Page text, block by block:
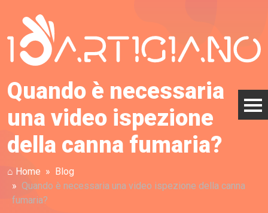
Quando è necessaria
una video ispezione
della canna fumaria?
⌂ Home
Blog
Quando è necessaria una video ispezione della canna
fumaria?